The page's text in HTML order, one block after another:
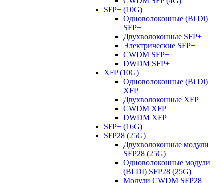
SFP+ (10G)
Одноволоконные (Bi Di)
SFP+
Двухволоконные SFP+
Электрические SFP+
CWDM SFP+
DWDM SFP+
XFP (10G)
Одноволоконные (Bi Di)
XFP
Двухволоконные XFP
CWDM XFP
DWDM XFP
SFP+ (16G)
SFP28 (25G)
Двухволоконные модули
SFP28 (25G)
Одноволоконные модули
(BI DI) SFP28 (25G)
Модули CWDM SFP28